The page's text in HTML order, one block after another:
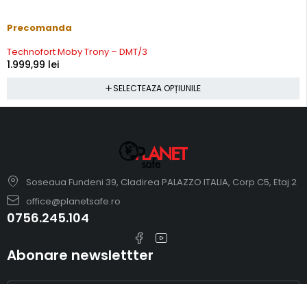
Precomanda
Technofort Moby Trony – DMT/3
1.999,99 lei
SELECTEAZA OPȚIUNILE
Soseaua Fundeni 39, Cladirea PALAZZO ITALIA, Corp C5, Etaj 2
office@planetsafe.ro
0756.245.104
Abonare newslettter